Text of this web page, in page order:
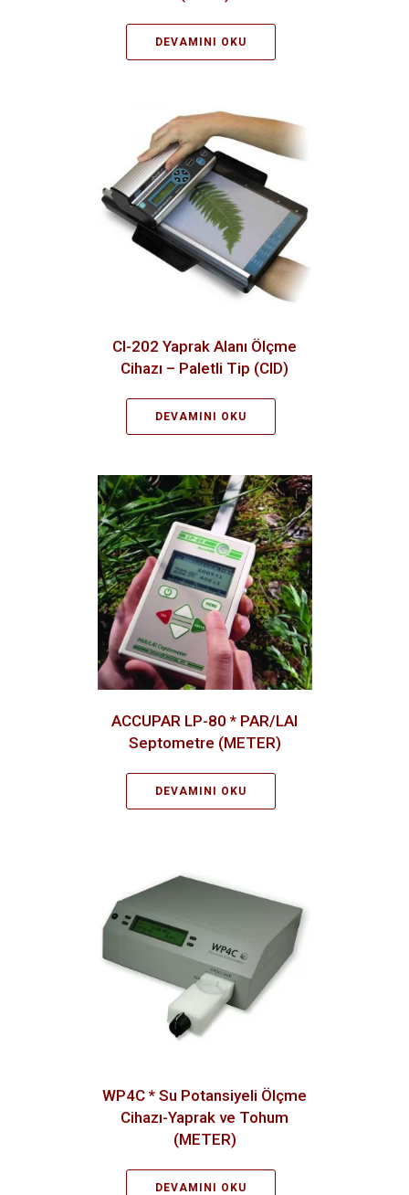
DEVAMINI OKU
CI-202 Yaprak Alanı Ölçme
Cihazı – Paletli Tip (CID)
DEVAMINI OKU
ACCUPAR LP-80 * PAR/LAI
Septometre (METER)
DEVAMINI OKU
WP4C * Su Potansiyeli Ölçme
Cihazı-Yaprak ve Tohum
(METER)
DEVAMINI OKU